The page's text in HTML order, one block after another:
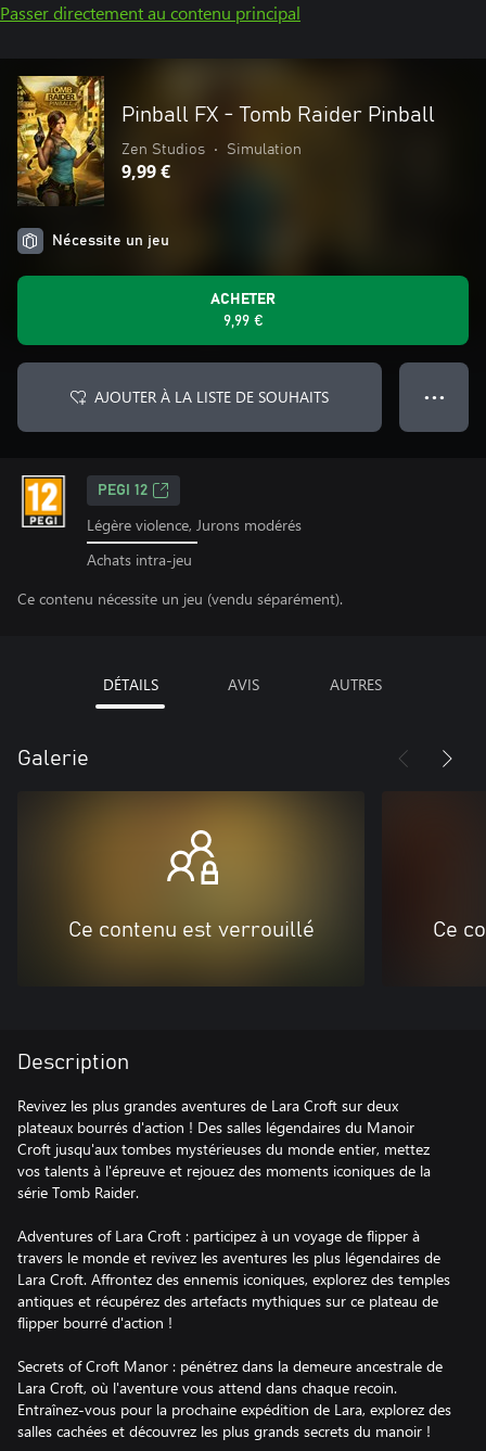
Passer directement au contenu principal
Pinball FX - Tomb Raider Pinball
Zen Studios • Simulation
9,99 €
Nécessite un jeu
ACHETER
9,99 €
AJOUTER À LA LISTE DE SOUHAITS ● ● ●
PEGI 12
Légère violence, Jurons modérés
Achats intra-jeu
Ce contenu nécessite un jeu (vendu séparément).
DÉTAILS AVIS AUTRES
Galerie
Ce contenu est verrouillé Ce
Description
Revivez les plus grandes aventures de Lara Croft sur deux
plateaux bourrés d'action ! Des salles légendaires du Manoir
Croft jusqu'aux tombes mystérieuses du monde entier, mettez
vos talents à l'épreuve et rejouez des moments iconiques de la
série Tomb Raider.
Adventures of Lara Croft : participez à un voyage de flipper à
travers le monde et revivez les aventures les plus légendaires de
Lara Croft. Affrontez des ennemis iconiques, explorez des temples
antiques et récupérez des artefacts mythiques sur ce plateau de
flipper bourré d'action !
Secrets of Croft Manor : pénétrez dans la demeure ancestrale de
Lara Croft, où l'aventure vous attend dans chaque recoin.
Entraînez-vous pour la prochaine expédition de Lara, explorez des
salles cachées et découvrez les plus grands secrets du manoir !